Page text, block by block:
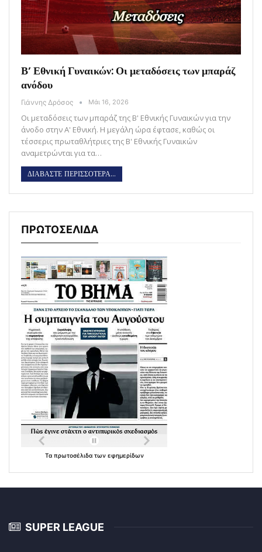
Β’ Εθνική Γυναικών: Οι μεταδόσεις των μπαράζ
ανόδου
Γιάννης Δρόσος Μάι 16, 2026
Οι μεταδόσεις των μπαράζ της Β' Εθνικής Γυναικών για την
άνοδο στην Α' Εθνική. Η μεγάλη ώρα έφτασε, καθώς οι
τέσσερις πρωταθλήτριες της Β' Εθνικής Γυναικών
αναμετρώνται για τα…
ΔΙΑΒΑΣΤΕ ΠΕΡΙΣΣΟΤΕΡΑ...
ΠΡΩΤΟΣΕΛΙΔΑ
Τα πρωτοσέλιδα των εφημερίδων
SUPER LEAGUE